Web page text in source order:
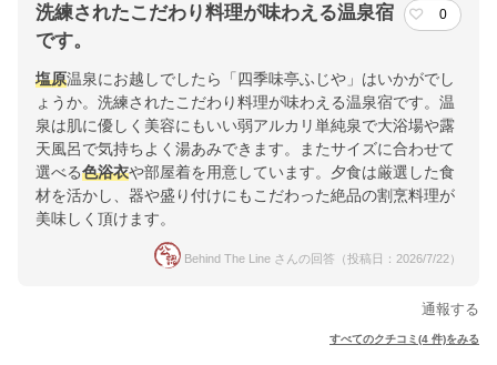
洗練されたこだわり料理が味わえる温泉宿
です。
0
塩原温泉にお越しでしたら「四季味亭ふじや」はいかがでし
ょうか。洗練されたこだわり料理が味わえる温泉宿です。温
泉は肌に優しく美容にもいい弱アルカリ単純泉で大浴場や露
天風呂で気持ちよく湯あみできます。またサイズに合わせて
選べる色浴衣や部屋着を用意しています。夕食は厳選した食
材を活かし、器や盛り付けにもこだわった絶品の割烹料理が
美味しく頂けます。
Behind The Line さんの回答（投稿日：2026/7/22）
通報する
すべてのクチコミ(4 件)をみる